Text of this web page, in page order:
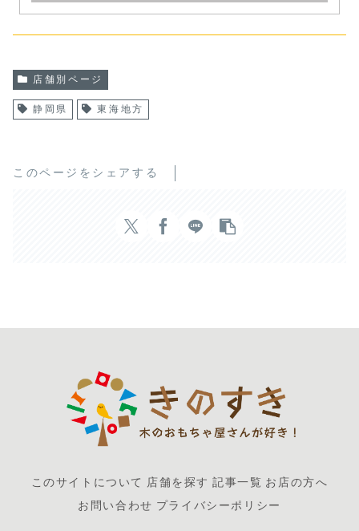
店舗別ページ
静岡県 東海地方
このページをシェアする
このサイトについて 店舗を探す 記事一覧 お店の方へ
お問い合わせ プライバシーポリシー